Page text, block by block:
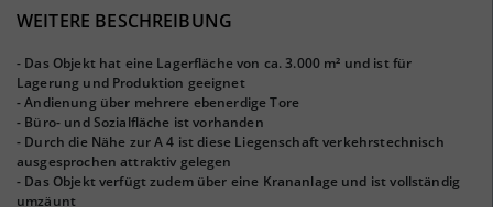
WEITERE BESCHREIBUNG
- Das Objekt hat eine Lagerfläche von ca. 3.000 m² und ist für
Lagerung und Produktion geeignet
- Andienung über mehrere ebenerdige Tore
- Büro- und Sozialfläche ist vorhanden
- Durch die Nähe zur A 4 ist diese Liegenschaft verkehrstechnisch
ausgesprochen attraktiv gelegen
- Das Objekt verfügt zudem über eine Krananlage und ist vollständig
umzäunt